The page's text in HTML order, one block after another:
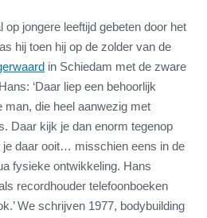
op jongere leeftijd gebeten door het
hij toen hij op de zolder van de
in Schiedam met de zware
‘Daar liep een behoorlijk
man, die heel aanwezig met
Daar kijk je dan enorm tegenop
daar ooit… misschien eens in de
fysieke ontwikkeling. Hans
recordhouder telefoonboeken
We schrijven 1977, bodybuilding